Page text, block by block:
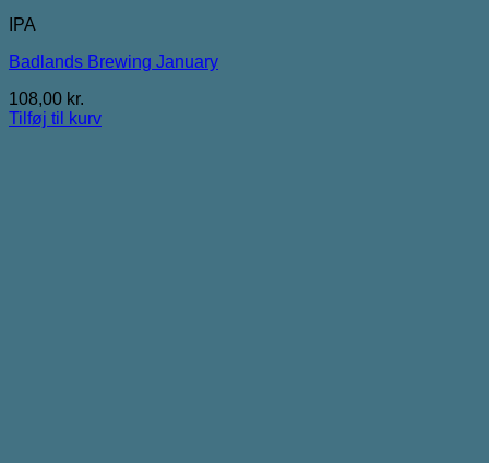
IPA
Badlands Brewing January
108,00 kr.
Tilføj til kurv